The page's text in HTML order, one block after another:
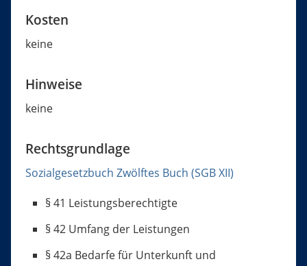
Kosten
keine
Hinweise
keine
Rechtsgrundlage
Sozialgesetzbuch Zwölftes Buch (SGB XII)
§ 41 Leistungsberechtigte
§ 42 Umfang der Leistungen
§ 42a Bedarfe für Unterkunft und